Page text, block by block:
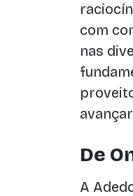
com
nas
De
A